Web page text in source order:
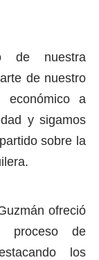
de nuestra
de nuestro
económico a
y sigamos
sobre la
ofreció
proceso de
los